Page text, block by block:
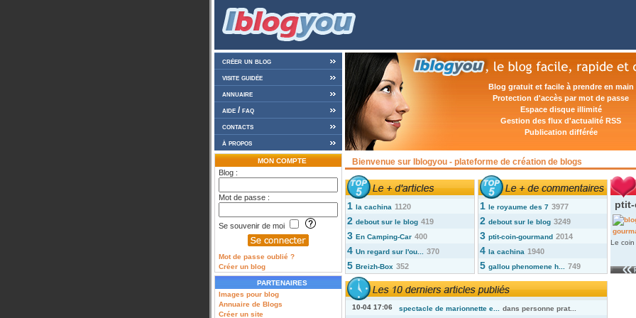
créer un blog
visite guidée
annuaire
aide / faq
contacts
à propos
MON COMPTE
Blog :
Mot de passe :
Se souvenir de moi
Mot de passe oublié ?
Créer un blog
PARTENAIRES
Images pour blog
Annuaire de Blogs
Créer un site
Blog gratuit et facile à prendre en main
Protection d'accès par mot de passe
Espace disque illimité
Gestion des flux d'actualité RSS
Publication différée
Bienvenue sur Iblogyou - plateforme de création de blogs
1 la cachina 1120
2 debout sur le blog 419
3 En Camping-Car 400
4 Un regard sur l'ou... 370
5 Breizh-Box 352
1 le royaume des 7 3977
2 debout sur le blog 3249
3 ptit-coin-gourmand 2014
4 la cachina 1940
5 gallou phenomene h... 749
Le coin
10-04 17:06 spectacle de marionnette e... dans personne prat...